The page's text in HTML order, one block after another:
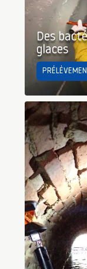
Des
glaces